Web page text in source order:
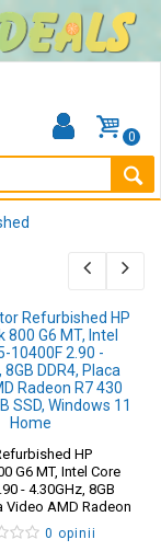
0
HP
G6 MT, Intel Core
- 4.30GHz, 8GB
Video AMD Radeon
256GB
Home0 opinii